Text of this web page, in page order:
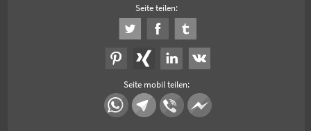
Seite teilen:
Seite mobil teilen: